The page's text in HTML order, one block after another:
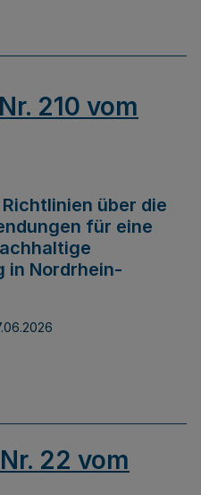
210 vom
über die
für eine
in Nordrhein-
22 vom